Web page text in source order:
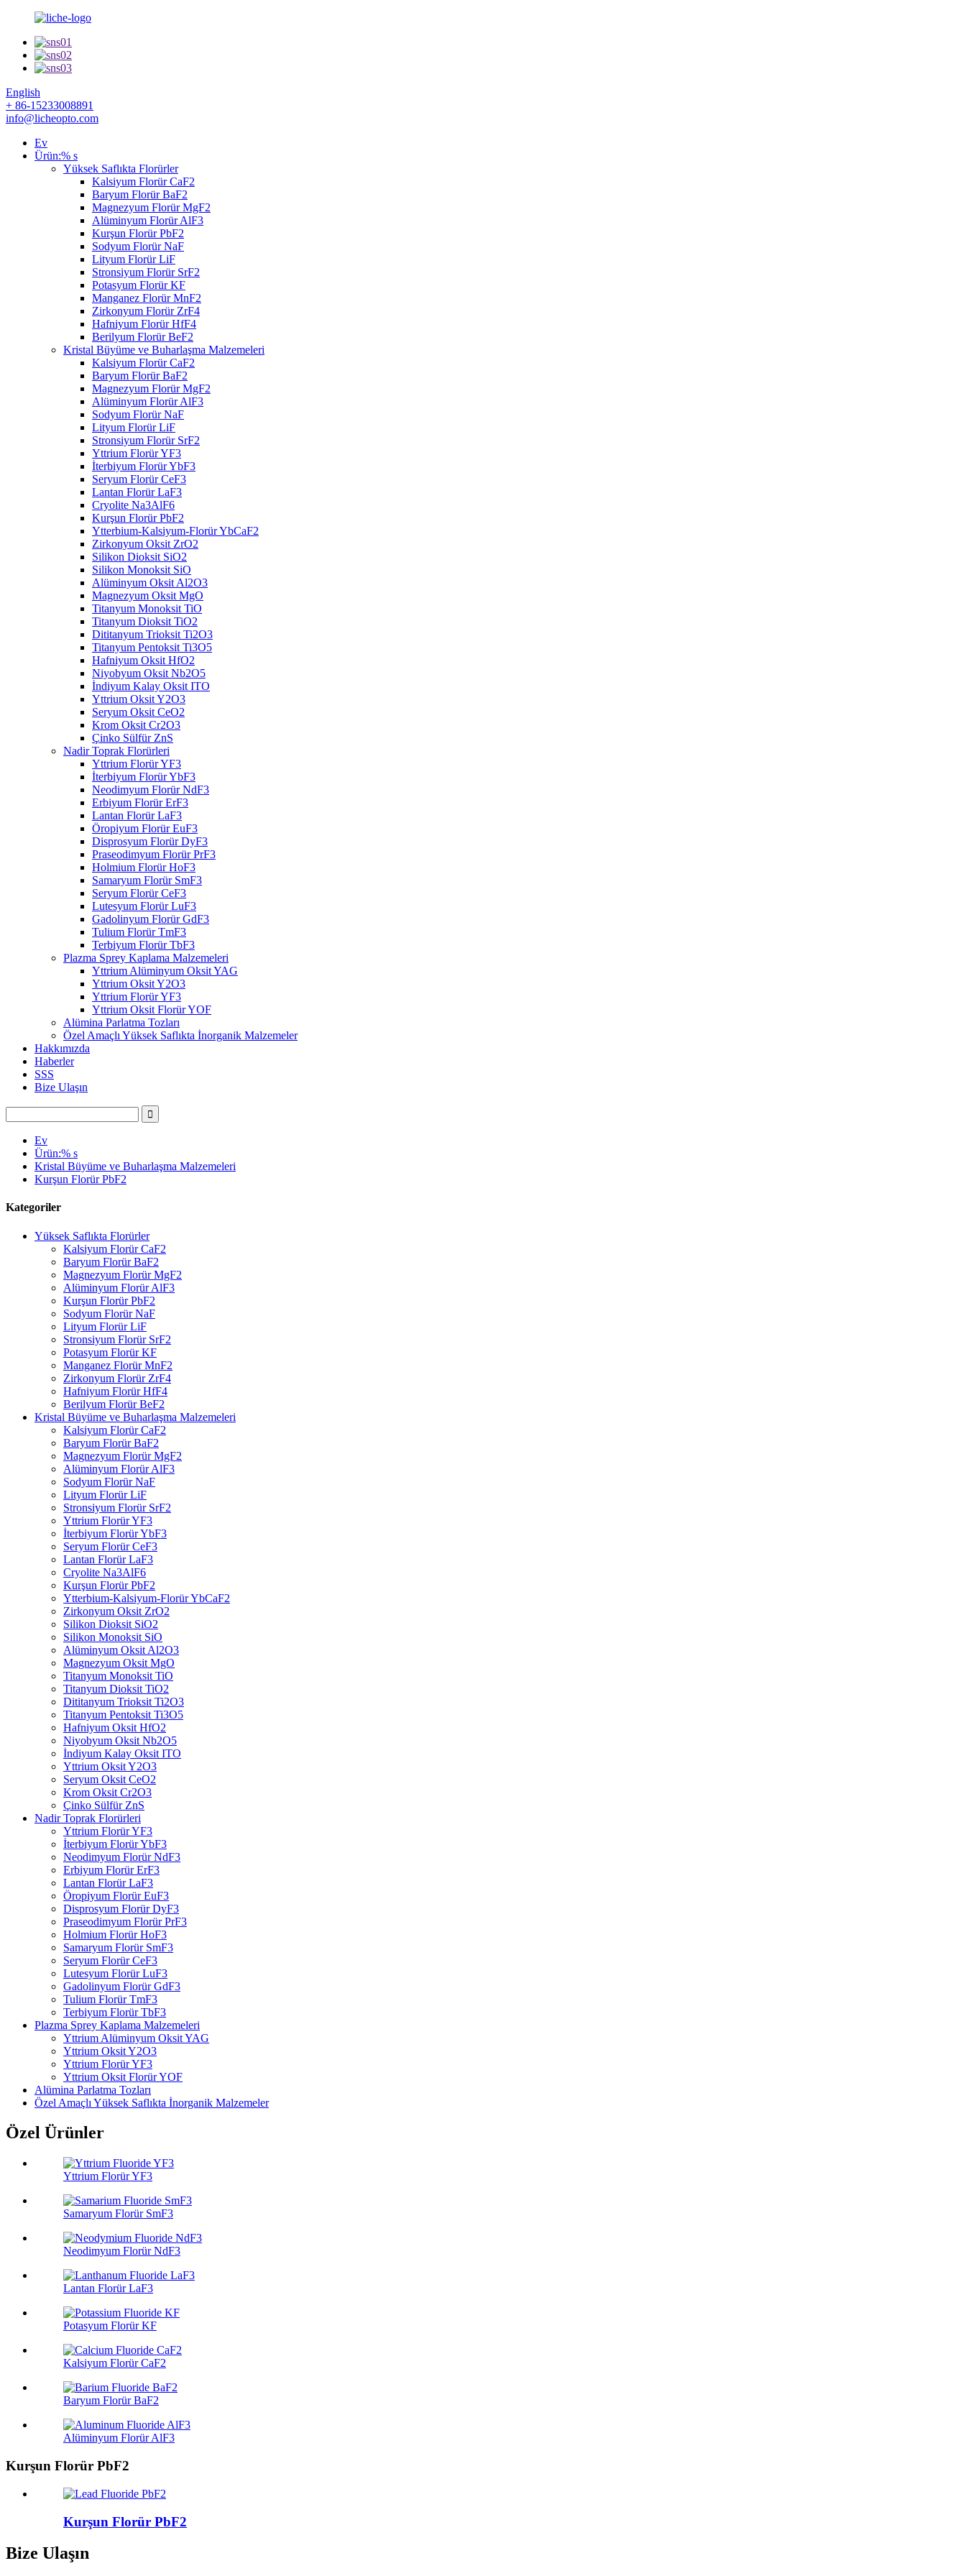
English
+ 86-15233008891
info@licheopto.com
Ev
Ürün:% s
Yüksek Saflıkta Florürler
Kalsiyum Florür CaF2
Baryum Florür BaF2
Magnezyum Florür MgF2
Alüminyum Florür AlF3
Kurşun Florür PbF2
Sodyum Florür NaF
Lityum Florür LiF
Stronsiyum Florür SrF2
Potasyum Florür KF
Manganez Florür MnF2
Zirkonyum Florür ZrF4
Hafniyum Florür HfF4
Berilyum Florür BeF2
Kristal Büyüme ve Buharlaşma Malzemeleri
Kalsiyum Florür CaF2
Baryum Florür BaF2
Magnezyum Florür MgF2
Alüminyum Florür AlF3
Sodyum Florür NaF
Lityum Florür LiF
Stronsiyum Florür SrF2
Yttrium Florür YF3
İterbiyum Florür YbF3
Seryum Florür CeF3
Lantan Florür LaF3
Cryolite Na3AlF6
Kurşun Florür PbF2
Ytterbium-Kalsiyum-Florür YbCaF2
Zirkonyum Oksit ZrO2
Silikon Dioksit SiO2
Silikon Monoksit SiO
Alüminyum Oksit Al2O3
Magnezyum Oksit MgO
Titanyum Monoksit TiO
Titanyum Dioksit TiO2
Dititanyum Trioksit Ti2O3
Titanyum Pentoksit Ti3O5
Hafniyum Oksit HfO2
Niyobyum Oksit Nb2O5
İndiyum Kalay Oksit ITO
Yttrium Oksit Y2O3
Seryum Oksit CeO2
Krom Oksit Cr2O3
Çinko Sülfür ZnS
Nadir Toprak Florürleri
Yttrium Florür YF3
İterbiyum Florür YbF3
Neodimyum Florür NdF3
Erbiyum Florür ErF3
Lantan Florür LaF3
Öropiyum Florür EuF3
Disprosyum Florür DyF3
Praseodimyum Florür PrF3
Holmium Florür HoF3
Samaryum Florür SmF3
Seryum Florür CeF3
Lutesyum Florür LuF3
Gadolinyum Florür GdF3
Tulium Florür TmF3
Terbiyum Florür TbF3
Plazma Sprey Kaplama Malzemeleri
Yttrium Alüminyum Oksit YAG
Yttrium Oksit Y2O3
Yttrium Florür YF3
Yttrium Oksit Florür YOF
Alümina Parlatma Tozları
Özel Amaçlı Yüksek Saflıkta İnorganik Malzemeler
Hakkımızda
Haberler
SSS
Bize Ulaşın
Ev
Ürün:% s
Kristal Büyüme ve Buharlaşma Malzemeleri
Kurşun Florür PbF2
Kategoriler
Yüksek Saflıkta Florürler
Kalsiyum Florür CaF2
Baryum Florür BaF2
Magnezyum Florür MgF2
Alüminyum Florür AlF3
Kurşun Florür PbF2
Sodyum Florür NaF
Lityum Florür LiF
Stronsiyum Florür SrF2
Potasyum Florür KF
Manganez Florür MnF2
Zirkonyum Florür ZrF4
Hafniyum Florür HfF4
Berilyum Florür BeF2
Kristal Büyüme ve Buharlaşma Malzemeleri
Kalsiyum Florür CaF2
Baryum Florür BaF2
Magnezyum Florür MgF2
Alüminyum Florür AlF3
Sodyum Florür NaF
Lityum Florür LiF
Stronsiyum Florür SrF2
Yttrium Florür YF3
İterbiyum Florür YbF3
Seryum Florür CeF3
Lantan Florür LaF3
Cryolite Na3AlF6
Kurşun Florür PbF2
Ytterbium-Kalsiyum-Florür YbCaF2
Zirkonyum Oksit ZrO2
Silikon Dioksit SiO2
Silikon Monoksit SiO
Alüminyum Oksit Al2O3
Magnezyum Oksit MgO
Titanyum Monoksit TiO
Titanyum Dioksit TiO2
Dititanyum Trioksit Ti2O3
Titanyum Pentoksit Ti3O5
Hafniyum Oksit HfO2
Niyobyum Oksit Nb2O5
İndiyum Kalay Oksit ITO
Yttrium Oksit Y2O3
Seryum Oksit CeO2
Krom Oksit Cr2O3
Çinko Sülfür ZnS
Nadir Toprak Florürleri
Yttrium Florür YF3
İterbiyum Florür YbF3
Neodimyum Florür NdF3
Erbiyum Florür ErF3
Lantan Florür LaF3
Öropiyum Florür EuF3
Disprosyum Florür DyF3
Praseodimyum Florür PrF3
Holmium Florür HoF3
Samaryum Florür SmF3
Seryum Florür CeF3
Lutesyum Florür LuF3
Gadolinyum Florür GdF3
Tulium Florür TmF3
Terbiyum Florür TbF3
Plazma Sprey Kaplama Malzemeleri
Yttrium Alüminyum Oksit YAG
Yttrium Oksit Y2O3
Yttrium Florür YF3
Yttrium Oksit Florür YOF
Alümina Parlatma Tozları
Özel Amaçlı Yüksek Saflıkta İnorganik Malzemeler
Özel Ürünler
Yttrium Florür YF3
Samaryum Florür SmF3
Neodimyum Florür NdF3
Lantan Florür LaF3
Potasyum Florür KF
Kalsiyum Florür CaF2
Baryum Florür BaF2
Alüminyum Florür AlF3
Kurşun Florür PbF2
Kurşun Florür PbF2
Bize Ulaşın